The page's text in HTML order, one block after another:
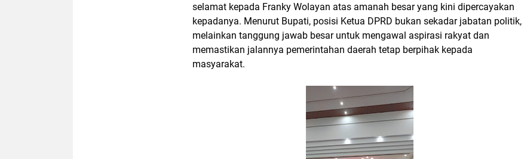
selamat kepada Franky Wolayan atas amanah besar yang kini dipercayakan
kepadanya. Menurut Bupati, posisi Ketua DPRD bukan sekadar jabatan politik,
melainkan tanggung jawab besar untuk mengawal aspirasi rakyat dan
memastikan jalannya pemerintahan daerah tetap berpihak kepada
masyarakat.